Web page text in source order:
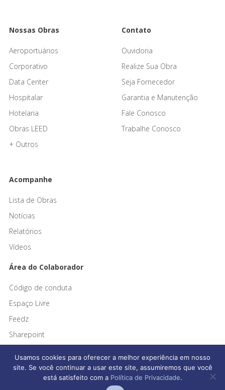
Nossas Obras
Aeroportuários
Corporativo
Data Center
Hospitalar
Hotelaria
Obras LEED
+ Outros
Contato
Ouvidoria
Realize Sua Obra
Seja Fornecedor
Garantia e Manutenção
Fale Conosco
Trabalhe Conosco
Acompanhe
Lista de Obras
Notícias
Relatórios
Vídeos
Área do Colaborador
Código de conduta
Espaço Livre
Feedz
Sharepoint
Usamos cookies para oferecer a melhor experiência em nosso
site. Se você continuar a usar este site, assumiremos que você
está satisfeito com a Política de Privacidade.